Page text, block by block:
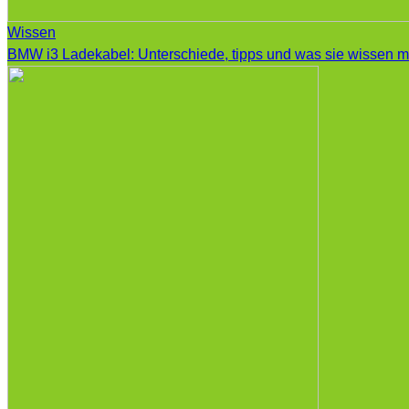
Wissen
BMW i3 Ladekabel: Unterschiede, tipps und was sie wissen